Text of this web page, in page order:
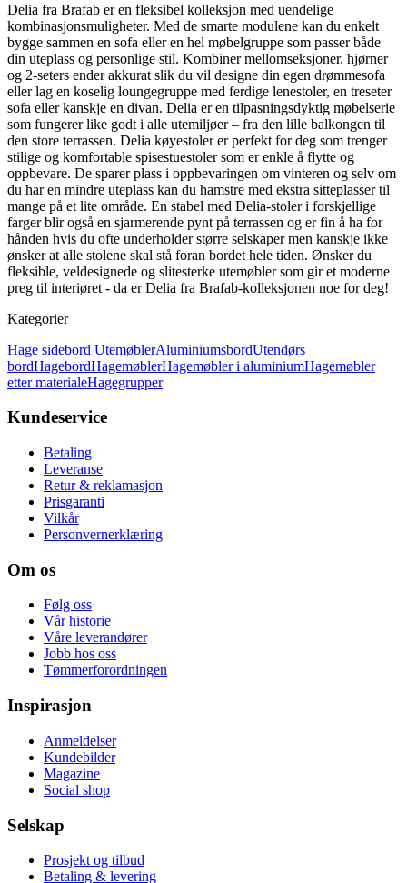
Delia fra Brafab er en fleksibel kolleksjon med uendelige
kombinasjonsmuligheter. Med de smarte modulene kan du enkelt
bygge sammen en sofa eller en hel møbelgruppe som passer både
din uteplass og personlige stil. Kombiner mellomseksjoner, hjørner
og 2-seters ender akkurat slik du vil designe din egen drømmesofa
eller lag en koselig loungegruppe med ferdige lenestoler, en treseter
sofa eller kanskje en divan. Delia er en tilpasningsdyktig møbelserie
som fungerer like godt i alle utemiljøer – fra den lille balkongen til
den store terrassen. Delia køyestoler er perfekt for deg som trenger
stilige og komfortable spisestuestoler som er enkle å flytte og
oppbevare. De sparer plass i oppbevaringen om vinteren og selv om
du har en mindre uteplass kan du hamstre med ekstra sitteplasser til
mange på et lite område. En stabel med Delia-stoler i forskjellige
farger blir også en sjarmerende pynt på terrassen og er fin å ha for
hånden hvis du ofte underholder større selskaper men kanskje ikke
ønsker at alle stolene skal stå foran bordet hele tiden. Ønsker du
fleksible, veldesignede og slitesterke utemøbler som gir et moderne
preg til interiøret - da er Delia fra Brafab-kolleksjonen noe for deg!
Kategorier
Hage sidebord UtemøblerAluminiumsbordUtendørs
bordHagebordHagemøblerHagemøbler i aluminiumHagemøbler
etter materialeHagegrupper
Kundeservice
Betaling
Leveranse
Retur & reklamasjon
Prisgaranti
Vilkår
Personvernerklæring
Om os
Følg oss
Vår historie
Våre leverandører
Jobb hos oss
Tømmerforordningen
Inspirasjon
Anmeldelser
Kundebilder
Magazine
Social shop
Selskap
Prosjekt og tilbud
Betaling & levering